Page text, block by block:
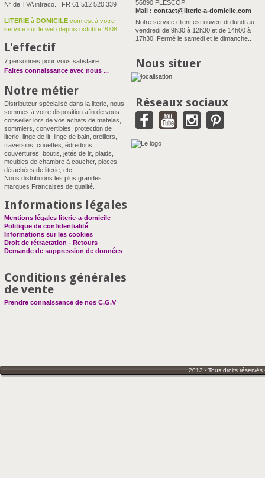
N° de TVA intraco. : FR 61 512 520 339
LITERIE à DOMICILE .com est à votre
service sur le web depuis octobre 2008.
L'effectif
7 personnes pour vous satisfaire.
Faites connaissance avec nous ...
Notre métier
Distributeur spécialisé dans la literie, nous
sommes à votre disposition afin de vous
conseiller lors de vos achats de matelas,
sommiers, convertibles, protection de
literie, linge de lit, linge de bain, oreillers,
traversins, couettes, édredons,
couvertures, boutis, jetés de lit, plaids,
meubles de chambre à coucher, pièces
détachées de literie, etc...
Nous distribuons les plus grandes
marques Françaises de qualité.
Informations légales
Mentions légales literie-a-domicile
Politique de confidentialité
Informations sur les cookies
Droit de rétractation - Retours
Demande de suppression de données
Conditions générales
de vente
Prendre connaissance de nos C.G.V
56890 PLESCOP
Mail : contact@literie-a-domicile.com
Notre service client est ouvert du lundi au
vendredi de 9h30 à 12h30 et de 14h00 à
17h30. Fermé le samedi et le dimanche..
Nous situer
Réseaux sociaux
2013 - Tous droits